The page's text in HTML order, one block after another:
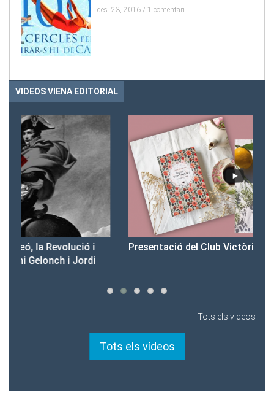
des. 23, 2016 / 1 comentari
VIDEOS VIENA EDITORIAL
Presentació del Club Victòria
Tots els vídeos